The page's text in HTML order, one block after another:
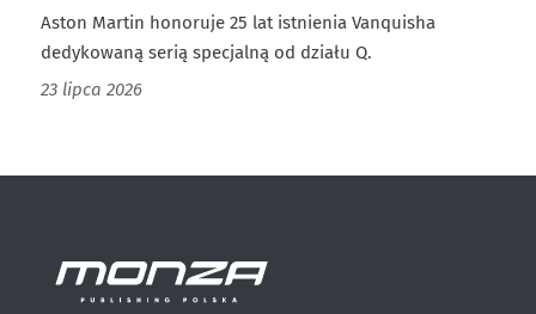
Aston Martin honoruje 25 lat istnienia Vanquisha
dedykowaną serią specjalną od działu Q.
23 lipca 2026